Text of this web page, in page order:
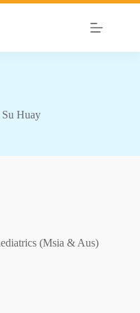
Huay
(Msia & Aus)